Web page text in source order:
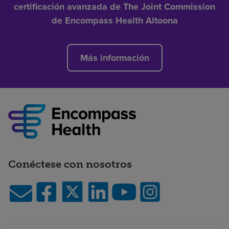
certificación avanzada de The Joint Commission
de Encompass Health Altoona
Más información
Conéctese con nosotros